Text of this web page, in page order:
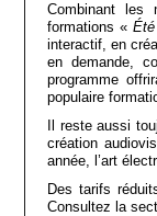
Combinant les
formations «
interactif, en
en demande,
programme
populaire
Il reste aussi
création
année, l’art
Des tarifs
Consultez la